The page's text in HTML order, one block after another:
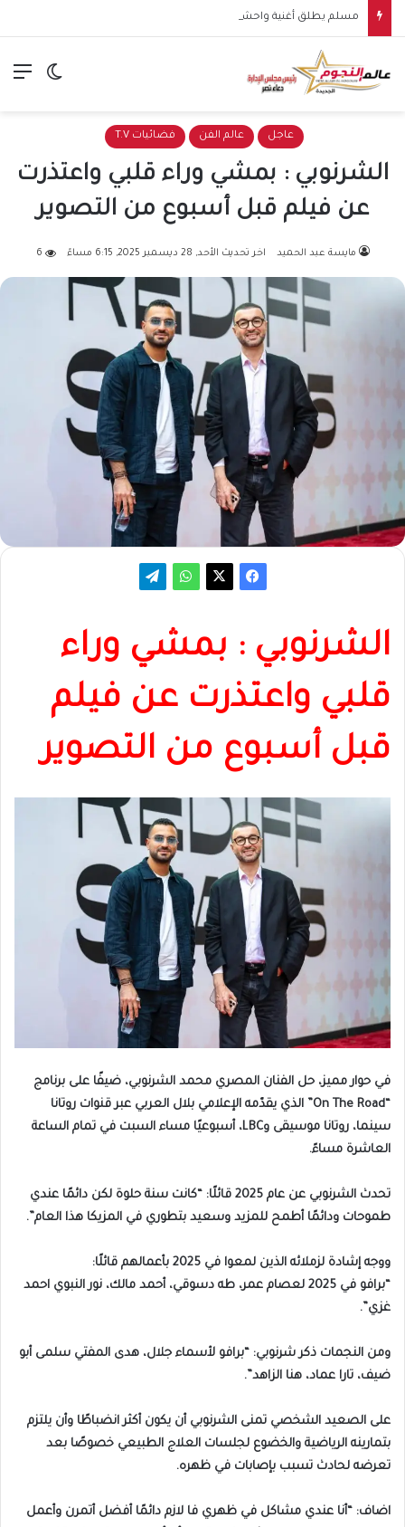
مسلم يطلق أغنية واحشاني.. سادس أغنيات ألبومه الجديد
الوضع
عاجل عالم الفن فضائيات T.V
الشرنوبي : بمشي وراء قلبي واعتذرت
عن فيلم قبل أسبوع من التصوير
مايسة عبد الحميد اخر تحديث الأحد, 28 ديسمبر 2025, 6:15 مساءً 6
الشرنوبي : بمشي وراء
قلبي واعتذرت عن فيلم
قبل أسبوع من التصوير
في حوار مميز، حل الفنان المصري محمد الشرنوبي، ضيفًا على برنامج
“On The Road” الذي يقدّمه الإعلامي بلال العربي عبر قنوات روتانا
سينما، روتانا موسيقى وLBC، أسبوعيًا مساء السبت في تمام الساعة
العاشرة مساءً.
تحدث الشرنوبي عن عام 2025 قائلًا: “كانت سنة حلوة لكن دائمًا عندي
طموحات ودائمًا أطمح للمزيد وسعيد بتطوري في المزيكا هذا العام”.
ووجه إشادة لزملائه الذين لمعوا في 2025 بأعمالهم قائلًا:
“برافو في 2025 لعصام عمر، طه دسوقي، أحمد مالك، نور النبوي احمد
غزي”.
ومن النجمات ذكر شرنوبي: “برافو لأسماء جلال، هدى المفتي سلمى أبو
ضيف، تارا عماد، هنا الزاهد”.
على الصعيد الشخصي تمنى الشرنوبي أن يكون أكثر انضباطًا وأن يلتزم
بتمارينه الرياضية والخضوع لجلسات العلاج الطبيعي خصوصًا بعد
تعرضه لحادث تسبب بإصابات في ظهره.
اضاف: “أنا عندي مشاكل في ظهري فا لازم دائمًا أفضل أتمرن وأعمل